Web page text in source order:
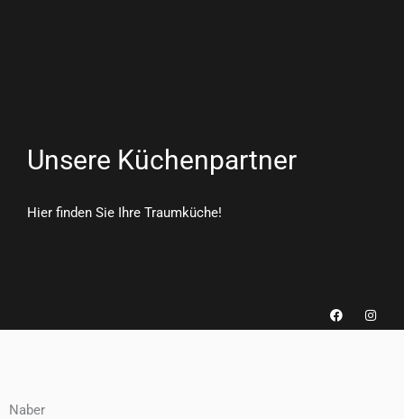
Unsere Küchenpartner
Hier finden Sie Ihre Traumküche!
F
a
I
n
Naber